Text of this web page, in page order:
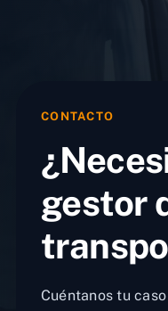
CONTACTO
gestor
Cuéntanos tu